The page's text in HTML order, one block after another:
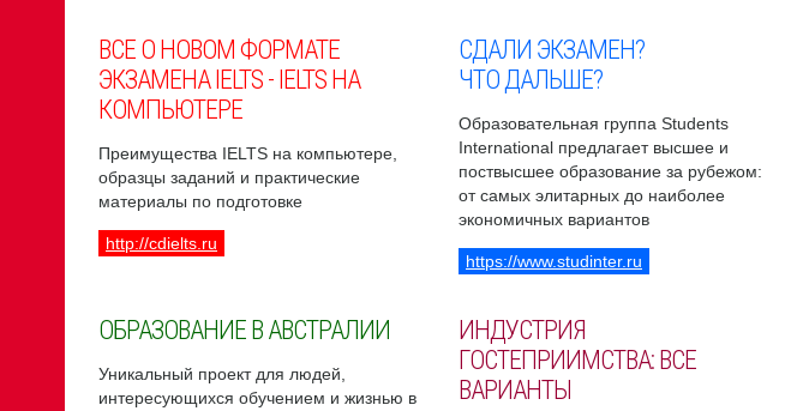
ВСЕ О НОВОМ ФОРМАТЕ
ЭКЗАМЕНА IELTS - IELTS НА
КОМПЬЮТЕРЕ
Преимущества IELTS на компьютере,
образцы заданий и практические
материалы по подготовке
http://cdielts.ru
СДАЛИ ЭКЗАМЕН?
ЧТО ДАЛЬШЕ?
Образовательная группа Students
International предлагает высшее и
поствысшее образование за рубежом:
от самых элитарных до наиболее
экономичных вариантов
https://www.studinter.ru
ОБРАЗОВАНИЕ В АВСТРАЛИИ
Уникальный проект для людей,
интересующихся обучением и жизнью в
ИНДУСТРИЯ
ГОСТЕПРИИМСТВА: ВСЕ
ВАРИАНТЫ